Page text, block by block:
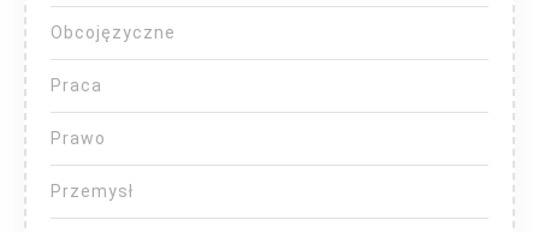
Obcojęzyczne
Praca
Prawo
Przemysł